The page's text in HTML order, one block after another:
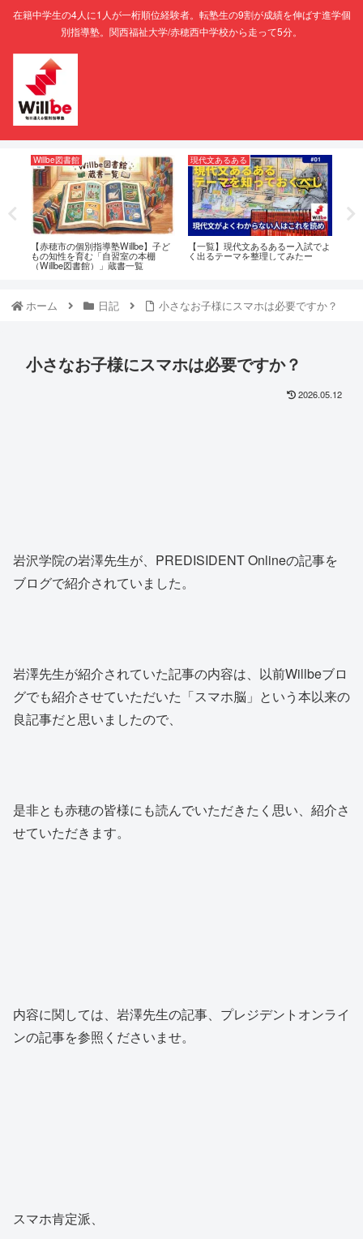
在籍中学生の4人に1人が一桁順位経験者。転塾生の9割が成績を伸ばす進学個
別指導塾。関西福祉大学/赤穂西中学校から走って5分。
Willbe図書館
【赤穂市の個別指導塾Willbe】子ど
もの知性を育む「自習室の本棚
（Willbe図書館）」蔵書一覧
現代文あるある
【一覧】現代文あるあるー入試でよ
く出るテーマを整理してみたー
ホーム 日記 小さなお子様にスマホは必要ですか？
小さなお子様にスマホは必要ですか？
2026.05.12
岩沢学院の岩澤先生が、PREDISIDENT Onlineの記事を
ブログで紹介されていました。
岩澤先生が紹介されていた記事の内容は、以前Willbeブロ
グでも紹介させていただいた「スマホ脳」という本以来の
良記事だと思いましたので、
是非とも赤穂の皆様にも読んでいただきたく思い、紹介さ
せていただきます。
内容に関しては、岩澤先生の記事、プレジデントオンライ
ンの記事を参照くださいませ。
スマホ肯定派、